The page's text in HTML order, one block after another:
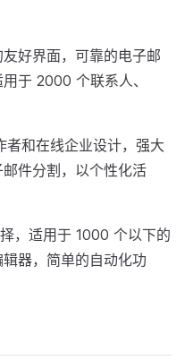
好界面，可靠的电子邮
于 2000 个联系人、
者和在线企业设计，强大
件分割，以个性化活
，适用于 1000 个以下的
器，简单的自动化功